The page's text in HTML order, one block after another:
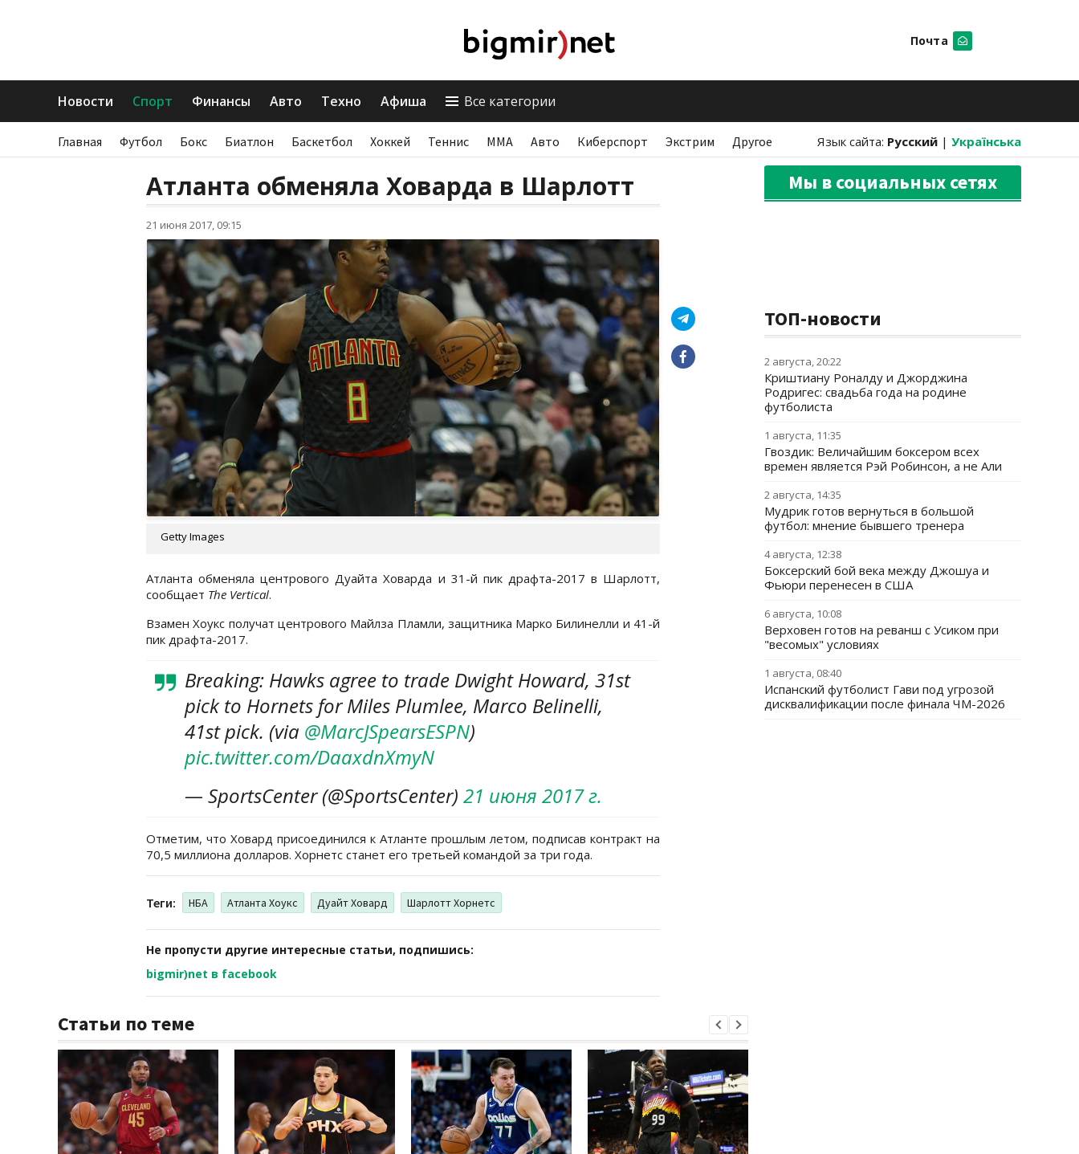
Почта
Новости Спорт Финансы Авто Техно Афиша Все категории
Главная Футбол Бокс Биатлон Баскетбол Хоккей Теннис ММА Авто Киберспорт Экстрим Другое Язык сайта: Русский | Українська
Атланта обменяла Ховарда в Шарлотт
21 июня 2017, 09:15
Getty Images
Атланта обменяла центрового Дуайта Ховарда и 31-й пик драфта-2017 в Шарлотт,
сообщает The Vertical.
Взамен Хоукс получат центрового Майлза Пламли, защитника Марко Билинелли и 41-й
пик драфта-2017.
Breaking: Hawks agree to trade Dwight Howard, 31st
pick to Hornets for Miles Plumlee, Marco Belinelli,
41st pick. (via @MarcJSpearsESPN)
pic.twitter.com/DaaxdnXmyN
— SportsCenter (@SportsCenter) 21 июня 2017 г.
Отметим, что Ховард присоединился к Атланте прошлым летом, подписав контракт на
70,5 миллиона долларов. Хорнетс станет его третьей командой за три года.
Теги: НБА Атланта Хоукс Дуайт Ховард Шарлотт Хорнетс
Не пропусти другие интересные статьи, подпишись:
bigmir)net в facebook
Статьи по теме
Мы в социальных сетях
ТОП-новости
2 августа, 20:22
Криштиану Роналду и Джорджина
Родригес: свадьба года на родине
футболиста
1 августа, 11:35
Гвоздик: Величайшим боксером всех
времен является Рэй Робинсон, а не Али
2 августа, 14:35
Мудрик готов вернуться в большой
футбол: мнение бывшего тренера
4 августа, 12:38
Боксерский бой века между Джошуа и
Фьюри перенесен в США
6 августа, 10:08
Верховен готов на реванш с Усиком при
"весомых" условиях
1 августа, 08:40
Испанский футболист Гави под угрозой
дисквалификации после финала ЧМ-2026